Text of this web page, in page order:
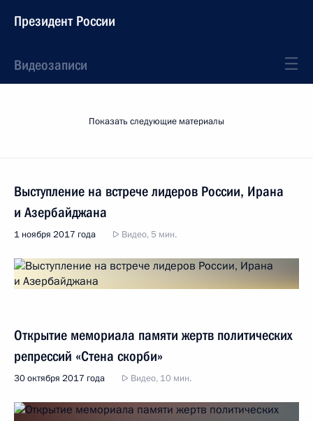
Президент России
Видеозаписи
Показать следующие материалы
Выступление на встрече лидеров России, Ирана
и Азербайджана
1 ноября 2017 года Видео, 5 мин.
Открытие мемориала памяти жертв политических
репрессий «Стена скорби»
30 октября 2017 года Видео, 10 мин.